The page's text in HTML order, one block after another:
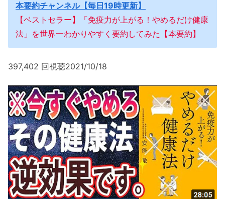
本要約チャンネル【毎日19時更新】
【ベストセラー】「免疫力が上がる！やめるだけ健康
法」を世界一わかりやすく要約してみた【本要約】
397,402 回視聴2021/10/18